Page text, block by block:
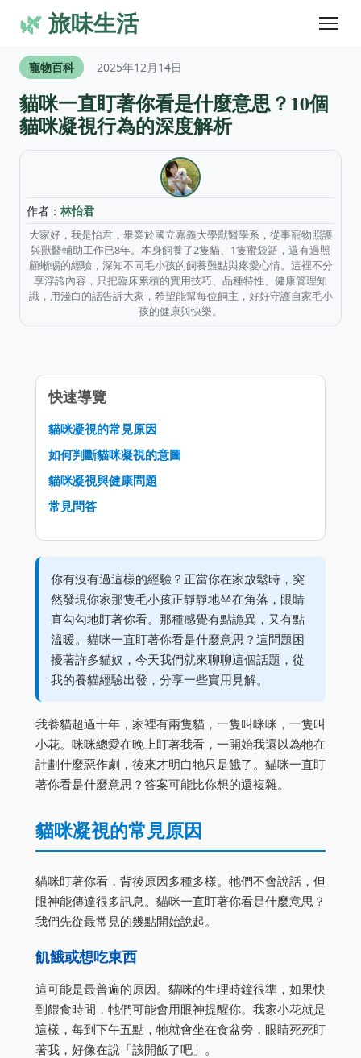
🌿旅味生活
寵物百科 2025年12月14日
貓咪一直盯著你看是什麼意思？10個
貓咪凝視行為的深度解析
作者： 林怡君
大家好，我是怡君，畢業於國立嘉義大學獸醫學系，從事寵物照護
與獸醫輔助工作已8年。本身飼養了2隻貓、1隻蜜袋鼯，還有過照
顧蜥蜴的經驗，深知不同毛小孩的飼養難點與疼愛心情。這裡不分
享浮誇內容，只把臨床累積的實用技巧、品種特性、健康管理知
識，用淺白的話告訴大家，希望能幫每位飼主，好好守護自家毛小
孩的健康與快樂。
快速導覽
貓咪凝視的常見原因
如何判斷貓咪凝視的意圖
貓咪凝視與健康問題
常見問答
你有沒有過這樣的經驗？正當你在家放鬆時，突
然發現你家那隻毛小孩正靜靜地坐在角落，眼睛
直勾勾地盯著你看。那種感覺有點詭異，又有點
溫暖。貓咪一直盯著你看是什麼意思？這問題困
擾著許多貓奴，今天我們就來聊聊這個話題，從
我的養貓經驗出發，分享一些實用見解。
我養貓超過十年，家裡有兩隻貓，一隻叫咪咪，一隻叫
小花。咪咪總愛在晚上盯著我看，一開始我還以為牠在
計劃什麼惡作劇，後來才明白牠只是餓了。貓咪一直盯
著你看是什麼意思？答案可能比你想的還複雜。
貓咪凝視的常見原因
貓咪盯著你看，背後原因多種多樣。牠們不會說話，但
眼神能傳達很多訊息。貓咪一直盯著你看是什麼意思？
我們先從最常見的幾點開始說起。
飢餓或想吃東西
這可能是最普遍的原因。貓咪的生理時鐘很準，如果快
到餵食時間，牠們可能會用眼神提醒你。我家小花就是
這樣，每到下午五點，牠就會坐在食盆旁，眼睛死死盯
著我，好像在說「該開飯了吧」。